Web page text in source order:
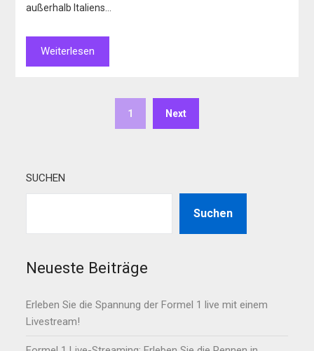
außerhalb Italiens…
Weiterlesen
1 Next
SUCHEN
Suchen
Neueste Beiträge
Erleben Sie die Spannung der Formel 1 live mit einem
Livestream!